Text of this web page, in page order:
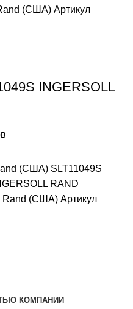
(США) Артикул
INGERSOLL
(США) SLT11049S
RAND
Rand (США) Артикул
О КОМПАНИИ